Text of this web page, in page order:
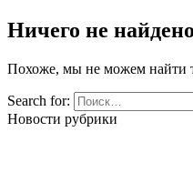
Ничего не найдено
Похоже, мы не можем найти
Search for:
Новости рубрики